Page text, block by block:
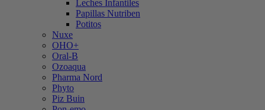
Leches Infantiles
Papillas Nutriben
Potitos
Nuxe
OHO+
Oral-B
Ozoaqua
Pharma Nord
Phyto
Piz Buin